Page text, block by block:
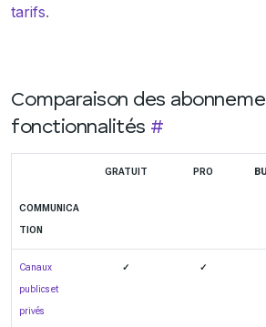
tarifs.
Comparaison des
fonctionnalités #
GRATUIT PRO
COMMUNICA
TION
Canaux
publics et
privés
✓ ✓